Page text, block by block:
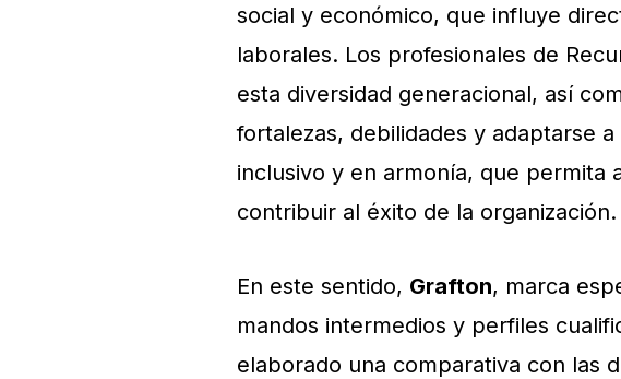
social y económico, que influye
laborales. Los profesionales de
esta diversidad generacional, así
fortalezas, debilidades y adaptarse
inclusivo y en armonía, que permita
contribuir al éxito de la organización.
En este sentido, Grafton, marca
mandos intermedios y perfiles
elaborado una comparativa con las